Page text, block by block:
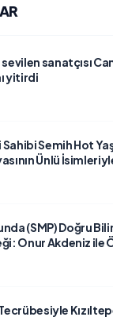
sanatçısı
yitirdi
Semih Hot
Ünlü
(SMP) Doğru
Onur Akdeniz ile
Tecrübesiyle